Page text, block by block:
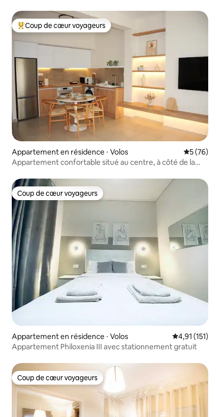
Coups de cœur voyageurs les plus appréciés
Coup de cœur voyageurs
Appartement en résidence ⋅ Volos
5 (76)
Appartement confortable situé au centre, à côté de la
Coup de cœur voyageurs
Coup de cœur voyageurs
Appartement en résidence ⋅ Volos Évaluation
4,91 (151)
Appartement Philoxenia III avec stationnement gratuit
Coup de cœur voyageurs
Coup de cœur voyageurs